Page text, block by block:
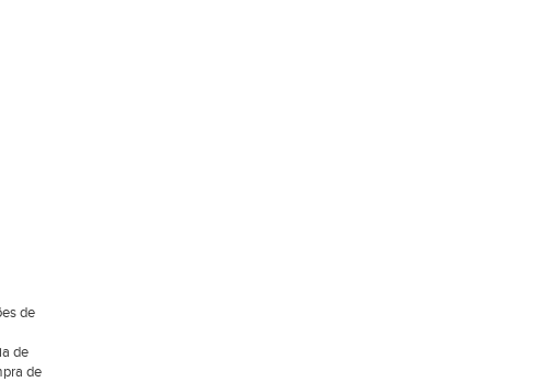
de
de
de